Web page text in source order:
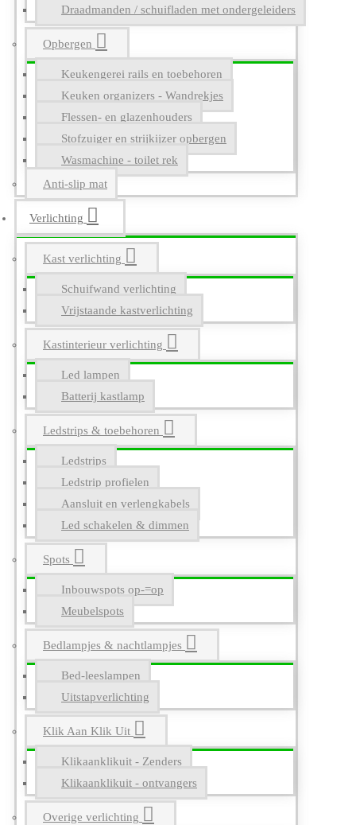
Draadmanden / schuifladen met ondergeleiders
Opbergen
Keukengerei rails en toebehoren
Keuken organizers - Wandrekjes
Flessen- en glazenhouders
Stofzuiger en strijkijzer opbergen
Wasmachine - toilet rek
Anti-slip mat
Verlichting
Kast verlichting
Schuifwand verlichting
Vrijstaande kastverlichting
Kastinterieur verlichting
Led lampen
Batterij kastlamp
Ledstrips & toebehoren
Ledstrips
Ledstrip profielen
Aansluit en verlengkabels
Led schakelen & dimmen
Spots
Inbouwspots op-=op
Meubelspots
Bedlampjes & nachtlampjes
Bed-leeslampen
Uitstapverlichting
Klik Aan Klik Uit
Klikaanklikuit - Zenders
Klikaanklikuit - ontvangers
Overige verlichting